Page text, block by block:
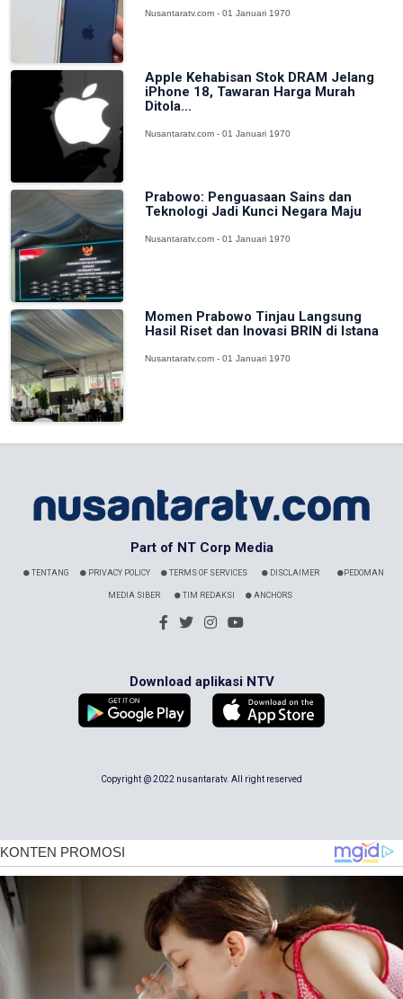
Nusantaratv.com - 01 Januari 1970
Apple Kehabisan Stok DRAM Jelang
iPhone 18, Tawaran Harga Murah
Ditola...
Nusantaratv.com - 01 Januari 1970
Prabowo: Penguasaan Sains dan
Teknologi Jadi Kunci Negara Maju
Nusantaratv.com - 01 Januari 1970
Momen Prabowo Tinjau Langsung
Hasil Riset dan Inovasi BRIN di Istana
Nusantaratv.com - 01 Januari 1970
Part of NT Corp Media
TENTANG PRIVACY POLICY TERMS OF SERVICES DISCLAIMER PEDOMAN
MEDIA SIBER TIM REDAKSI ANCHORS
Download aplikasi NTV
Copyright @ 2022 nusantaratv. All right reserved